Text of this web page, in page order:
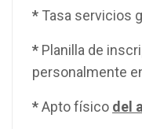
* Tasa servicios
* Planilla de
personalmente
*Apto físico del